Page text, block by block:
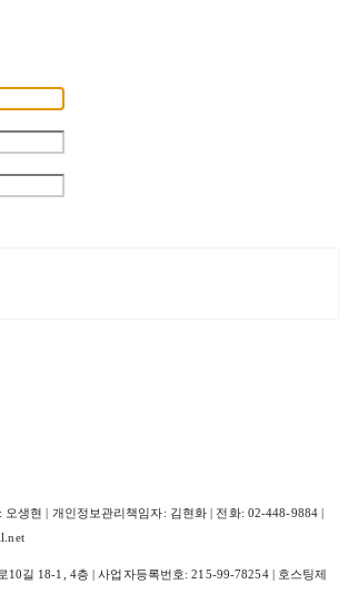
생현 | 개인정보관리책임자: 김현화 | 전화: 02-448-9884 |
10길 18-1, 4층 | 사업자등록번호:215-99-78254| 호스팅제